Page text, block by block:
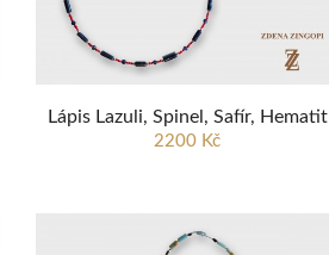
Lápis Lazuli, Spinel, Safír, Hematit
2200 Kč